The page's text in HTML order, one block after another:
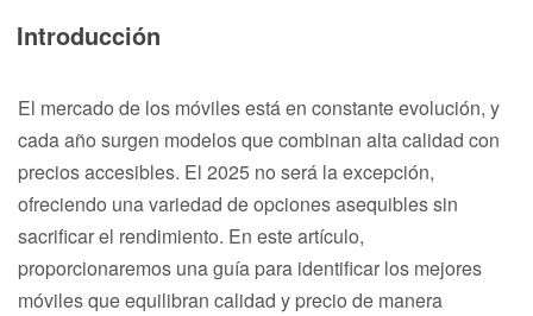
Introducción
El mercado de los móviles está en constante evolución, y
cada año surgen modelos que combinan alta calidad con
precios accesibles. El 2025 no será la excepción,
ofreciendo una variedad de opciones asequibles sin
sacrificar el rendimiento. En este artículo,
proporcionaremos una guía para identificar los mejores
móviles que equilibran calidad y precio de manera